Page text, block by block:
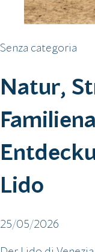
Senza categoria
Natur,
Lido
25/05/2026